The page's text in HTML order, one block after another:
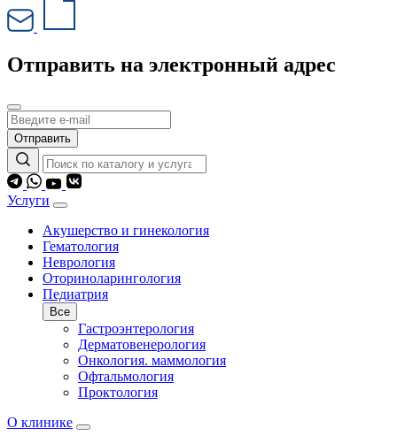
Отправить на электронный адрес
Отправить
Услуги
Акушерство и гинекология
Гематология
Неврология
Оториноларингология
Педиатрия
Все
Гастроэнтерология
Дерматовенерология
Онкология. маммология
Офтальмология
Проктология
О клинике